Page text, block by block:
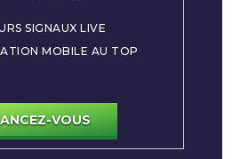
SIGNAUX LIVE
MOBILE AU TOP
VOUS